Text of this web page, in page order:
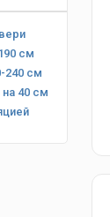
см
240 см
40 см